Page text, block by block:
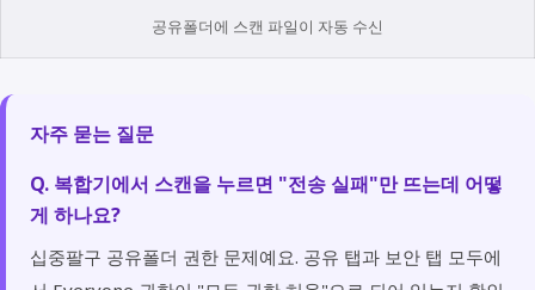
공유폴더에 스캔 파일이 자동 수신
자주 묻는 질문
Q. 복합기에서 스캔을 누르면 "전송 실패"만 뜨는데 어떻
게 하나요?
십중팔구 공유폴더 권한 문제예요. 공유 탭과 보안 탭 모두에